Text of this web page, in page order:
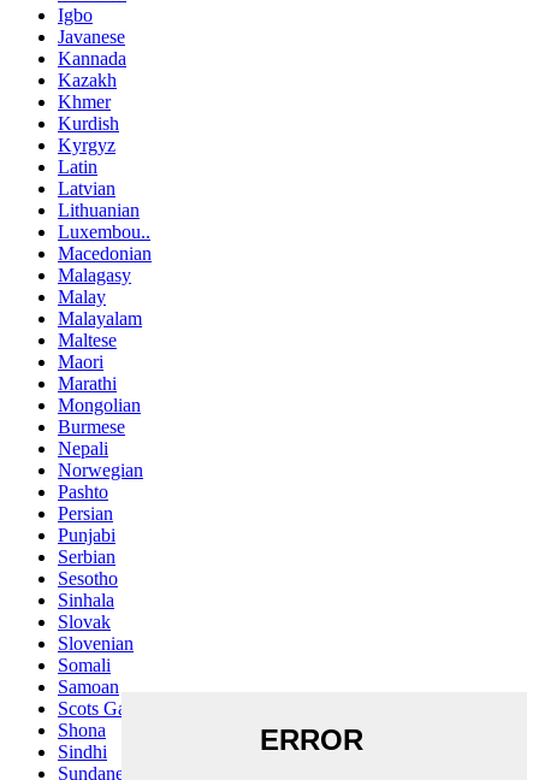
Igbo
Javanese
Kannada
Kazakh
Khmer
Kurdish
Kyrgyz
Latin
Latvian
Lithuanian
Luxembou..
Macedonian
Malagasy
Malay
Malayalam
Maltese
Maori
Marathi
Mongolian
Burmese
Nepali
Norwegian
Pashto
Persian
Punjabi
Serbian
Sesotho
Sinhala
Slovak
Slovenian
Somali
Samoan
Scots Gaelic
Shona
Sindhi
Sundanese